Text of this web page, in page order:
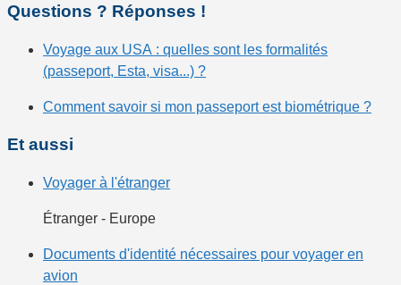
Questions ? Réponses !
Voyage aux USA : quelles sont les formalités
(passeport, Esta, visa...) ?
Comment savoir si mon passeport est biométrique ?
Et aussi
Voyager à l'étranger
Étranger - Europe
Documents d'identité nécessaires pour voyager en
avion